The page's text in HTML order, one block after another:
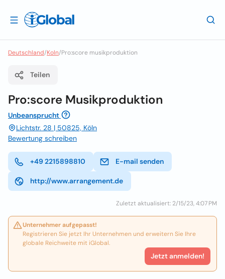
Deutschland/Koln/Pro:score musikproduktion
Teilen
Pro:score Musikproduktion
Unbeansprucht
Lichtstr. 28 | 50825, Köln
Bewertung schreiben
+49 2215898810 E-mail senden
http://www.arrangement.de
Zuletzt aktualisiert: 2/15/23, 4:07 PM
Unternehmer aufgepasst!
Registrieren Sie jetzt Ihr Unternehmen und erweitern Sie Ihre
globale Reichweite mit iGlobal.
Jetzt anmelden!